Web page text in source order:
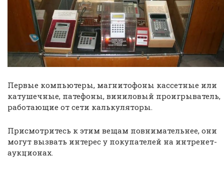
Первые компьютеры, магнитофоны кассетные или
катушечные, патефоны, виниловый проигрыватель,
работающие от сети калькуляторы.
Присмотритесь к этим вещам повнимательнее, они
могут вызвать интерес у покупателей на интренет-
аукционах.